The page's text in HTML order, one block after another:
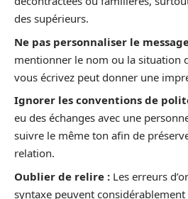
des supérieurs.
Ne pas personnaliser le
mentionner le nom ou la situation
vous écrivez peut donner une
Ignorer les conventions de
eu des échanges avec une
suivre le même ton afin de
relation.
Oublier de relire : Les erreurs
syntaxe peuvent